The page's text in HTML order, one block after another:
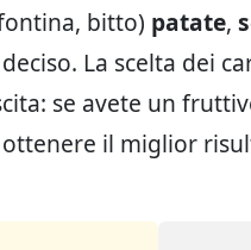
bitto) patate,
La scelta dei
se avete un
il miglior